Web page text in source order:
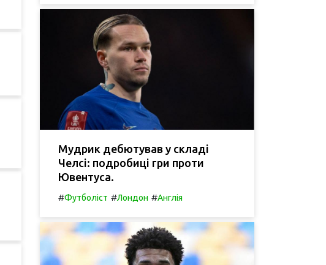
Мудрик дебютував у складі
Челсі: подробиці гри проти
Ювентуса.
#Футболіст #Лондон #Англія